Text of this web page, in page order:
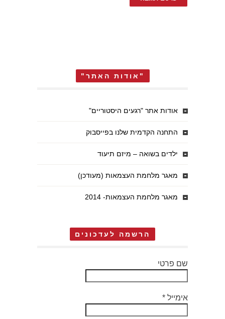
"אודות האתר"
אודות אתר "רגעים היסטוריים"
התחנה הקדמית שלנו בפייסבוק
ילדים בשואה – מיזם תיעוד
מאגר מלחמת העצמאות (מעודכן)
מאגר מלחמת העצמאות- 2014
הרשמה לעדכונים
שם פרטי
אימייל *